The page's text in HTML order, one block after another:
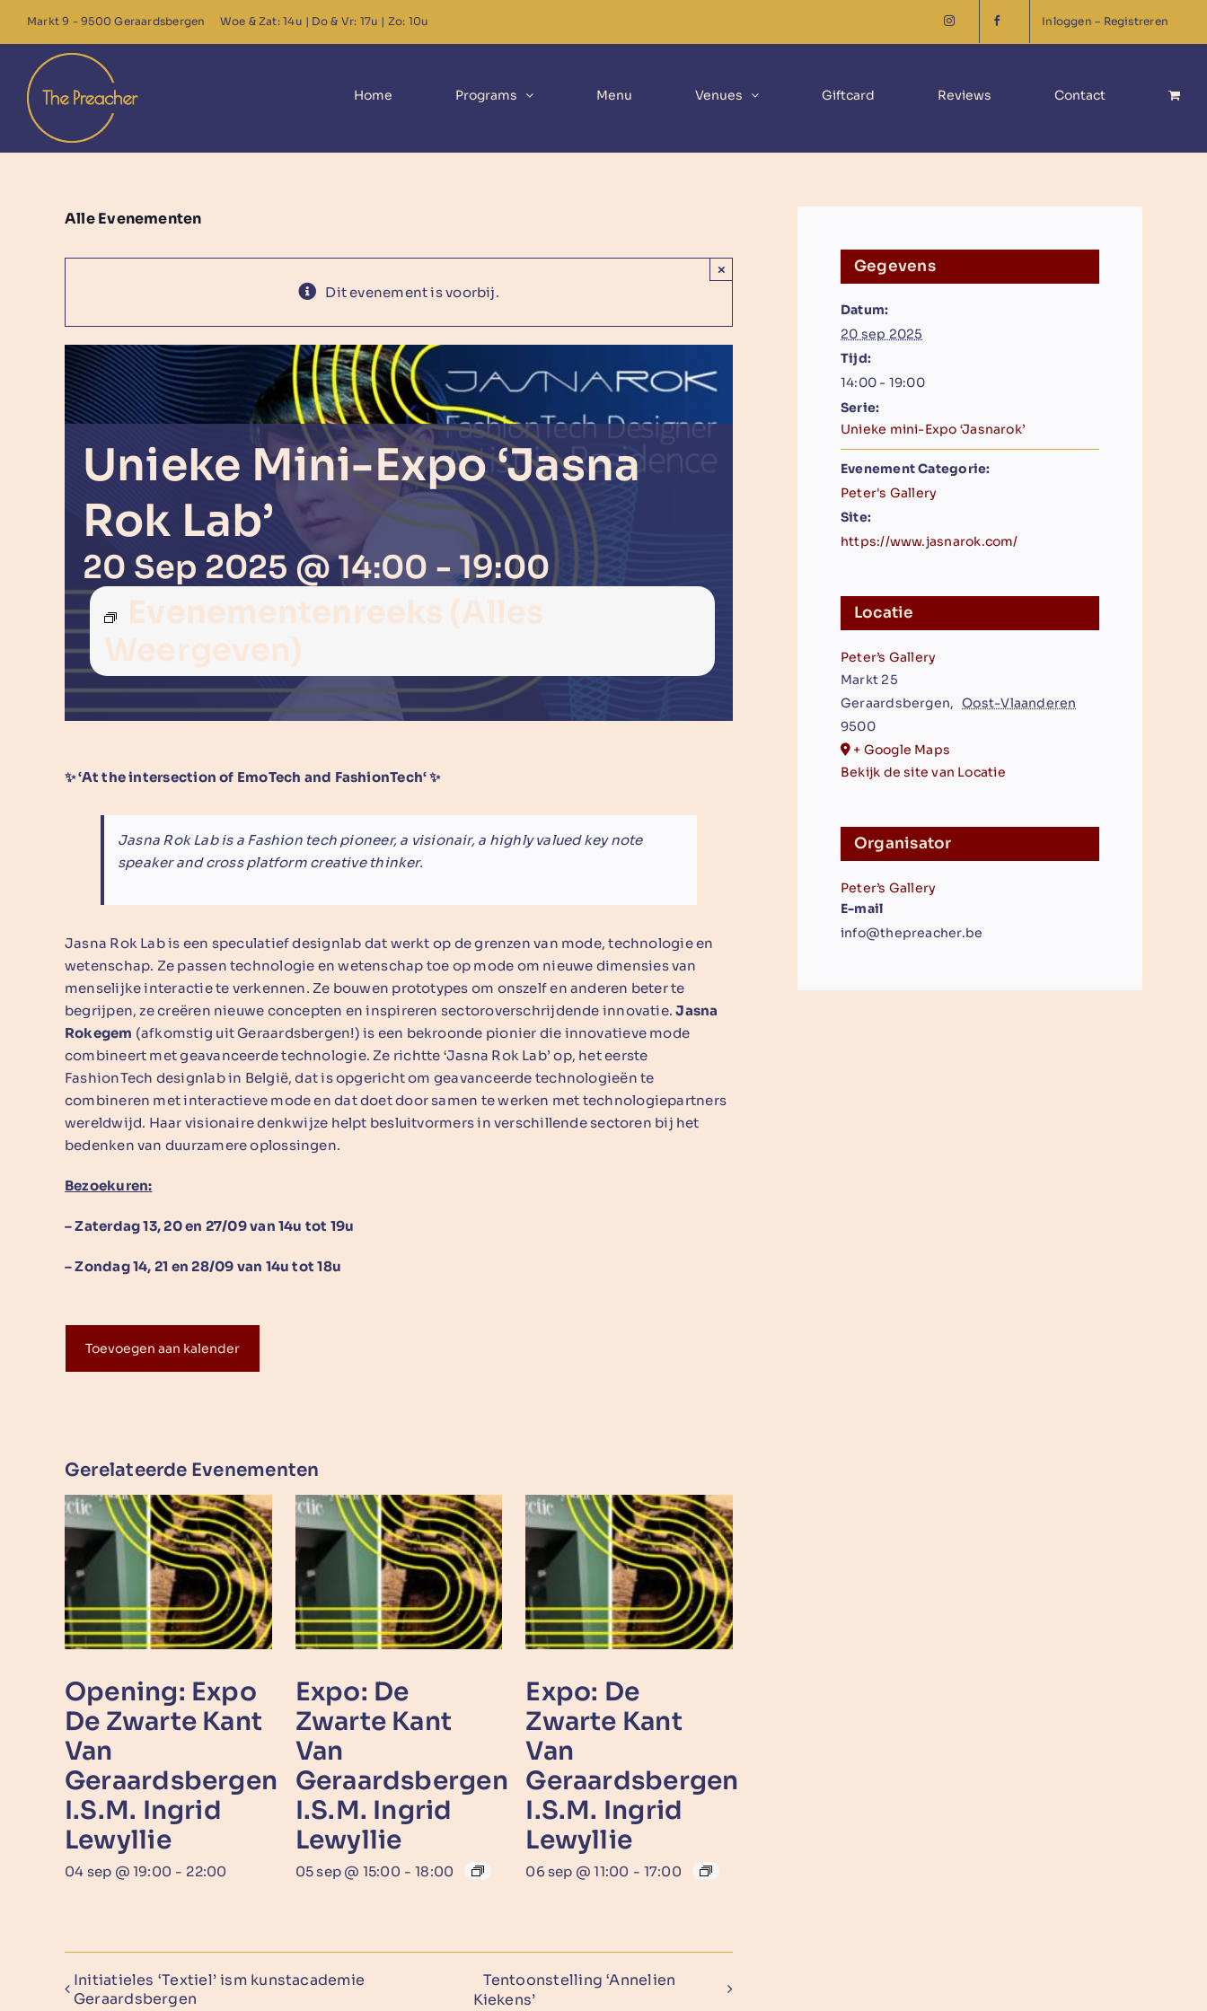
inhoud
Markt 9 - 9500 Geraardsbergen Woe & Zat: 14u | Do & Vr: 17u | Zo: 10u Inloggen – Registreren
Home Programs Menu Venues Giftcard Reviews Contact
Alle Evenementen
Dit evenement is voorbij.
×
Unieke Mini-Expo ‘Jasna
Rok Lab’
20 Sep 2025 @ 14:00 -19:00
Evenementenreeks (Alles
Weergeven)
✨ ‘Atthe intersection of EmoTech and FashionTech‘ ✨
Jasna Rok Lab is a Fashion tech pioneer, a visionair, a highly valued key note
speaker and cross platform creative thinker.
Jasna Rok Lab is een speculatief designlab dat werkt op de grenzen van mode, technologie en
wetenschap. Ze passen technologie en wetenschap toe op mode om nieuwe dimensies van
menselijke interactie te verkennen. Ze bouwen prototypes om onszelf en anderen beter te
begrijpen, ze creëren nieuwe concepten en inspireren sectoroverschrijdende innovatie.Jasna
Rokegem (afkomstig uit Geraardsbergen!) is een bekroonde pionier die innovatieve mode
combineert met geavanceerde technologie. Ze richtte ‘Jasna Rok Lab’ op, het eerste
FashionTech designlab in België, dat is opgericht om geavanceerde technologieën te
combineren met interactieve mode en dat doet door samen te werken met technologiepartners
wereldwijd. Haar visionaire denkwijze helpt besluitvormers in verschillende sectoren bij het
bedenken van duurzamere oplossingen.
Bezoekuren:
– Zaterdag 13, 20 en 27/09 van 14u tot 19u
– Zondag 14, 21 en 28/09 van 14u tot 18u
Toevoegen aan kalender
Gerelateerde Evenementen
Opening: Expo
De Zwarte Kant
Van
Geraardsbergen
I.s.m. Ingrid
Lewyllie
04 sep @ 19:00 - 22:00
Expo: De
Zwarte Kant
Van
Geraardsbergen
I.s.m. Ingrid
Lewyllie
05 sep @ 15:00 - 18:00
Expo: De
Zwarte Kant
Van
Geraardsbergen
I.s.m. Ingrid
Lewyllie
06 sep @ 11:00 - 17:00
Initiatieles ‘Textiel’ ism kunstacademie
Geraardsbergen
Tentoonstelling ‘Annelien
Kiekens’
Gegevens
Datum:
20 sep 2025
Tijd:
14:00 - 19:00
Serie:
Unieke mini-Expo ‘Jasnarok’
Evenement Categorie:
Peter's Gallery
Site:
https://www.jasnarok.com/
Locatie
Peter’s Gallery
Markt 25
Geraardsbergen, Oost-Vlaanderen
9500
+ Google Maps
Bekijk de site van Locatie
Organisator
Peter’s Gallery
E-mail
info@thepreacher.be